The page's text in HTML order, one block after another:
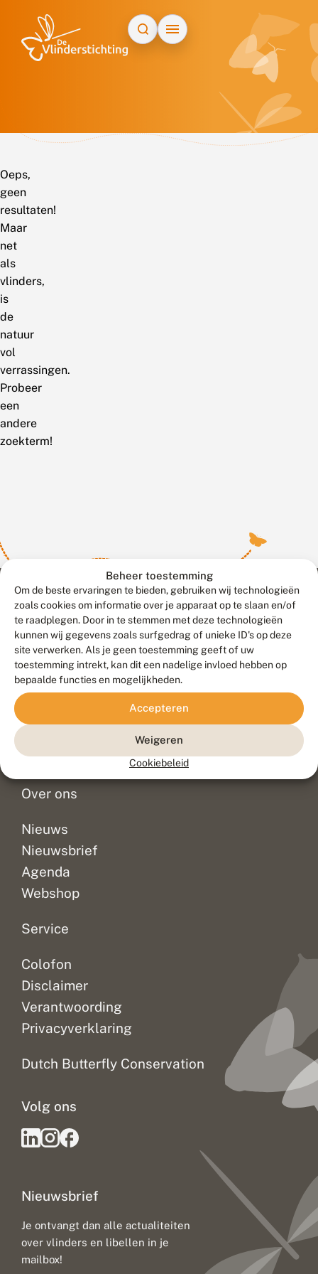
Beheer toestemming
Om de beste ervaringen te bieden, gebruiken wij technologieën
zoals cookies om informatie over je apparaat op te slaan en/of
te raadplegen. Door in te stemmen met deze technologieën
kunnen wij gegevens zoals surfgedrag of unieke ID's op deze
site verwerken. Als je geen toestemming geeft of uw
toestemming intrekt, kan dit een nadelige invloed hebben op
bepaalde functies en mogelijkheden.
Accepteren
Weigeren
Cookiebeleid
Oeps,
geen
resultaten!
Maar
net
als
vlinders,
is
de
natuur
vol
verrassingen.
Probeer
een
andere
zoekterm!
Contact
Veelgestelde vragen
Doneer
Over ons
Nieuws
Nieuwsbrief
Agenda
Webshop
Service
Colofon
Disclaimer
Verantwoording
Privacyverklaring
Dutch Butterfly Conservation
Nieuwsbrief
Je ontvangt dan alle actualiteiten
over vlinders en libellen in je
mailbox!
Volg ons
Meld waarnemingen© 2026 Vlinderstichting
Duurzaam ontwikkeld door
Go2People
, ontworpen door
Blue Field Agency
Privacy
Disclaimer
Sitemap